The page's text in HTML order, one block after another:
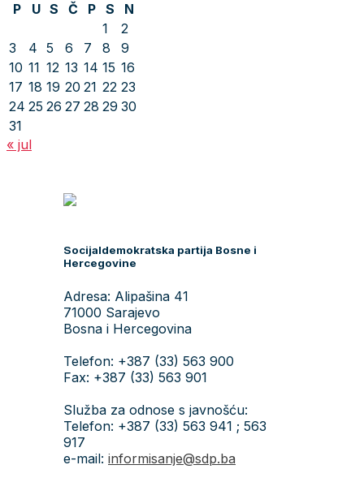
P
U S Č P S
N
1
2
3
4 5 6 7 8
9
10 11 12 13 14 15 16
17 18 19 20 21 22 23
24 25 26 27 28 29 30
31
« jul
Socijaldemokratska partija Bosne i
Hercegovine
Adresa: Alipašina 41
71000 Sarajevo
Bosna i Hercegovina
Telefon: +387 (33) 563 900
Fax: +387 (33) 563 901
Služba za odnose s javnošću:
Telefon: +387 (33) 563 941 ; 563
917
e-mail: informisanje@sdp.ba